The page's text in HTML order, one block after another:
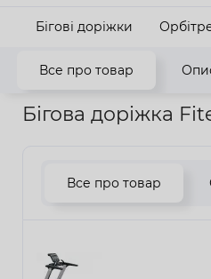
Бігові доріжки
Все про товар
Головна Кардіотренажери
Бігова доріжка
Все про товар